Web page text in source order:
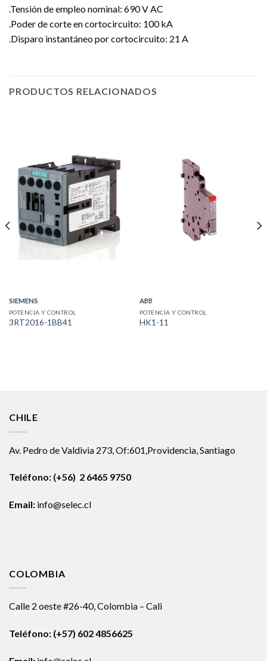
.Tensión de empleo nominal: 690 V AC
.Poder de corte en cortocircuito: 100 kA
.Disparo instantáneo por cortocircuito: 21 A
PRODUCTOS RELACIONADOS
SIEMENS
POTENCIA Y CONTROL
3RT2016-1BB41
ABB
POTENCIA Y CONTROL
HK1-11
CHILE
Av. Pedro de Valdivia 273, Of:601,Providencia, Santiago
Teléfono: (+56) 2 6465 9750
Email: info@selec.cl
COLOMBIA
Calle 2 oeste #26-40, Colombia – Cali
Teléfono: (+57) 602 4856625